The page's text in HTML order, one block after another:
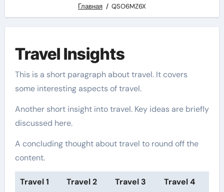
Главная QSO6MZ6X
Travel Insights
This is a short paragraph about travel. It covers
some interesting aspects of travel.
Another short insight into travel. Key ideas are briefly
discussed here.
A concluding thought about travel to round off the
content.
Travel 1 Travel 2 Travel 3
Travel 4